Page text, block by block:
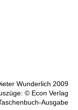
Wunderlich 2009
© Econ Verlag
Ausgabe